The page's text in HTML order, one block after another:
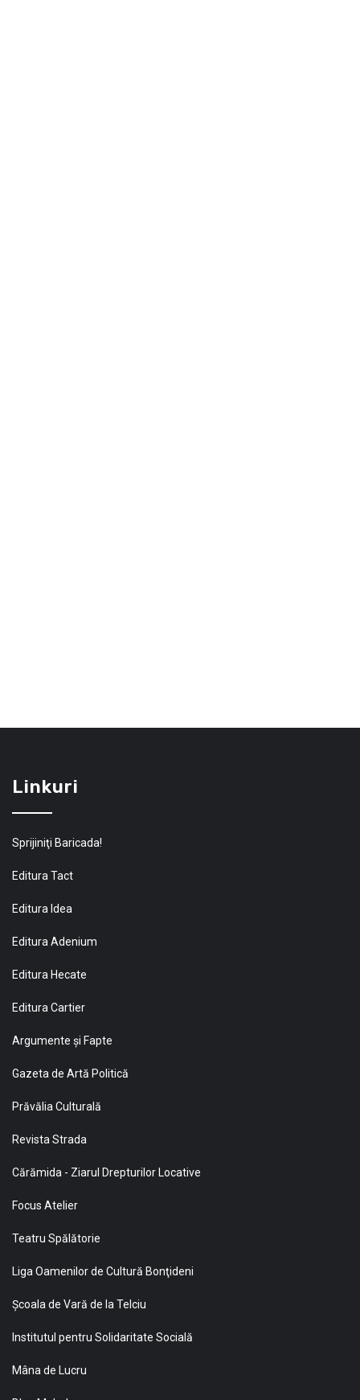
Linkuri
Sprijiniţi Baricada!
Editura Tact
Editura Idea
Editura Adenium
Editura Hecate
Editura Cartier
Argumente și Fapte
Gazeta de Artă Politică
Prăvălia Culturală
Revista Strada
Cărămida - Ziarul Drepturilor Locative
Focus Atelier
Teatru Spălătorie
Liga Oamenilor de Cultură Bonţideni
Şcoala de Vară de la Telciu
Institutul pentru Solidaritate Socială
Mâna de Lucru